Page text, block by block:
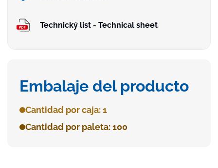
Technický list - Technical sheet
Embalaje del producto
Cantidad por caja: 1
Cantidad por paleta: 100